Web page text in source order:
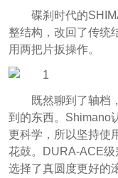
碟刹时代的
整结构，改回了传统
用两把片扳操作。
既然聊到了轴档
到的东西。Shimano
更科学，所以坚持使
花鼓。DURA-ACE级
选择了真圆度更好的